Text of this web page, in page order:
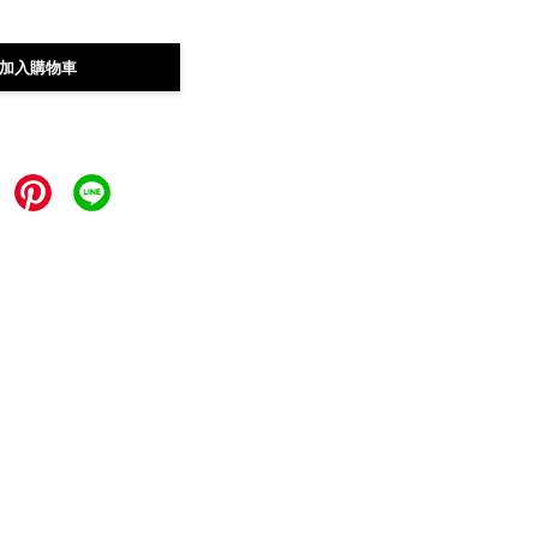
入購物車